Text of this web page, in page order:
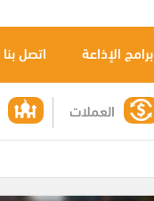
برامج الإذاعة اتصل بنا
العملات